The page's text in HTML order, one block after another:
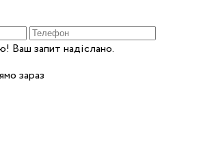
Ваш запит надіслано.
зараз